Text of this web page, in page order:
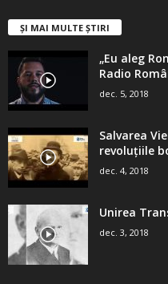
ȘI MAI MULTE ȘTIRI
„Eu aleg
Radio
dec. 5, 2018
Salvarea
revoluţiile
dec. 4, 2018
Unirea
dec. 3, 2018